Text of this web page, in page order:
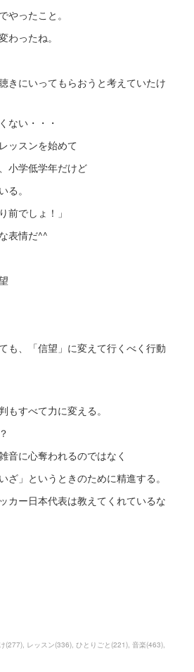
やったこと。
わったね。
きにいってもらおうと考えていたけ
ない・・・
ッスンを始めて
小学低学年だけど
る。
前でしょ！」
表情だ^^
も、「信望」に変えて行くべく行動
もすべて力に変える。
音に心奪われるのではなく
ざ」というときのために精進する。
カー日本代表は教えてくれているな
(277) レッスン(336) ひとりごと (221) 音楽(463)